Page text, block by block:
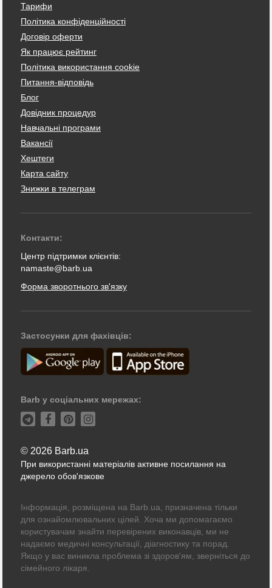
Тарифи
Політика конфіденційності
Договір оферти
Як працює рейтинг
Політика використання cookie
Питання-відповідь
Блог
Довідник процедур
Навчальні програми
Вакансії
Хештеги
Карта сайту
Знижки в телеграм
Контакти:
Центр підтримки клієнтів:
namaste@barb.ua
Форма зворотнього зв'язку
Застосунки для фахівців:
Barb у соціальних мережах:
© 2026 Barb.ua
При використанні матеріалів активне посилання на
джерело обов'язкове
Інформація, розміщена на Barb.ua, призначена тільки
для ознайомлювальних цілей. Хоча ми допомагаємо
користувачам знайти перевірених виконавців, ми не
надаємо медичні консультації, діагностику та порад.
Якщо у вас виникла проблема зі здоров'ям, зверніться до
сімейного лікаря.